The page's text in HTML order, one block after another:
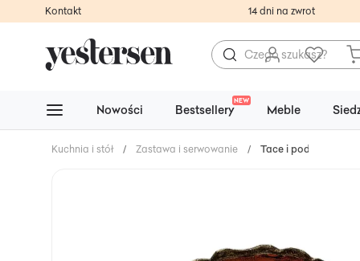
Kontakt 14 dni na zwrot
Nowości Bestsellery
NEW
Meble
Kuchnia i stół / Zastawa i serwowanie / Tace i podstawki